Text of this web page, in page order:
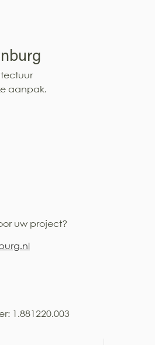
aanpak.
uw project?
1.881220.003